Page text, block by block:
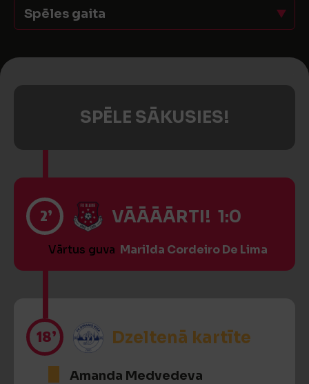
Spēles gaita
SPĒLE SĀKUSIES!
2’ VĀĀĀĀRTI! 1:0
Vārtus guva Marilda Cordeiro De Lima
18’ Dzeltenā kartīte
Amanda Medvedeva